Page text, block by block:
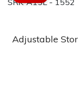
Adjustable